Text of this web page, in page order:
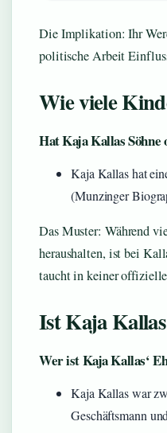
Die Implikation: Ihr
politische Arbeit
Wie viele
Hat Kaja Kallas Söhne
Kaja Kallas hat
(Munzinger
Das Muster: Während
heraushalten, ist bei
taucht in keiner
Ist Kaja
Wer ist Kaja Kallas‘
Kaja Kallas war
Geschäftsmann